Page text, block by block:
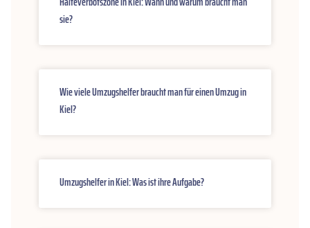
sie?
Wie viele Umzugshelfer braucht man für einen Umzug in
Kiel?
Umzugshelfer in Kiel: Was ist ihre Aufgabe?